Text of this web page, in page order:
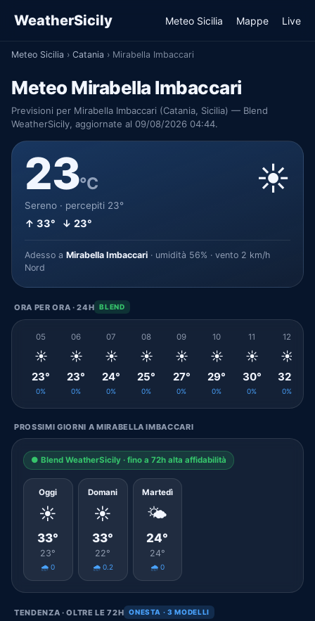
WeatherSicily Meteo Sicilia Mappe Live
Meteo Sicilia › Catania › Mirabella Imbaccari
Meteo Mirabella Imbaccari
Previsioni per Mirabella Imbaccari (Catania, Sicilia) — Blend
WeatherSicily, aggiornate al 09/08/2026 04:44.
23°C
Sereno · percepiti 23°
↑ 33° ↓ 23°
☀️
Adesso a Mirabella Imbaccari · umidità 56% · vento 2 km/h
Nord
ORA PER ORA · 24H BLEND
05
☀️
23°
0%
06
☀️
23°
0%
07
☀️
24°
0%
08
☀️
25°
0%
09
☀️
27°
0%
10
☀️
29°
0%
11
☀️
30°
0%
12
☀️
32°
0%
PROSSIMI GIORNI A MIRABELLA IMBACCARI
● Blend WeatherSicily · fino a 72h alta affidabilità
Oggi
☀️
33°
23°
🌧️ 0
Domani
☀️
33°
22°
🌧️ 0.2
Martedì
🌤️
24°
24°
🌧️ 0
TENDENZA · OLTRE LE 72H ONESTA · 3 MODELLI